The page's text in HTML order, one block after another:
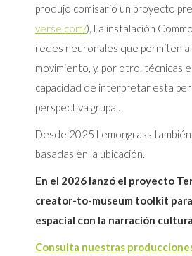
produjo comisarió un proyecto
verse.com/), La instalación
redes neuronales que permiten a
movimiento, y, por otro, técnicas
capacidad de interpretar esta
perspectiva grupal.
Desde 2025 Lemongrass
basadas en la ubicación.
En el 2026 lanzó el proyecto
creator-to-museum toolkit
espacial con la narración
Consulta nuestras